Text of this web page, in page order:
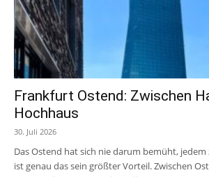
Frankfurt Ostend: Zwischen
Hochhaus
30. Juli 2026
Das Ostend hat sich nie darum bemüht, jedem
ist genau das sein größter Vorteil. Zwischen